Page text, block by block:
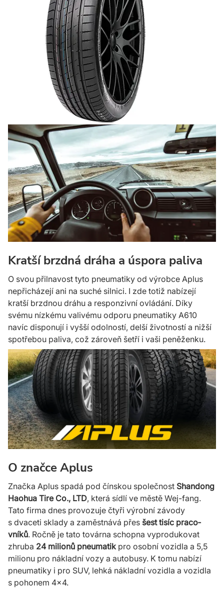
Kratší brzdná dráha a úspora paliva
O svou přilnavost tyto pneumatiky od výrobce Aplus
nepřicházejí ani na suché silnici. I zde totiž nabízejí
kratší brzdnou dráhu a responzivní ovládání. Díky
svému nízkému valivému odporu pneumatiky A610
navíc disponují i vyšší odolností, delší životností a nižší
spotřebou paliva, což zároveň šetří i vaši peněženku.
O značce Aplus
Značka Aplus spadá pod čínskou společ­nost Shan­dong
Haohua Tire Co., LTD, která sídlí ve městě Wej-fang.
Tato firma dnes provo­zuje čtyři výrobní závody
s dvaceti sklady a zaměst­nává přes šest tisíc praco­
vníků. Ročně je tato továrna schopna vypro­dukovat
zhruba 24 milionů pneu­matikpro osobní vozidla a 5,5
milionu pro nákladní vozy a auto­busy. K tomu nabízí
pneu­matiky i pro SUV, lehká nákladní vozidla a vozidla
s pohonem 4×4.